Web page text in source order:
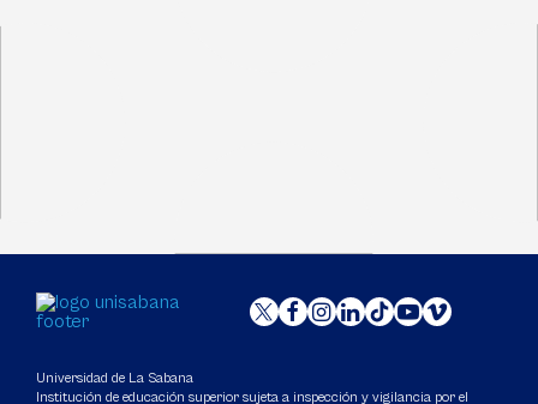
Universidad de La Sabana
Institución de educación superior sujeta a inspección y vigilancia por el